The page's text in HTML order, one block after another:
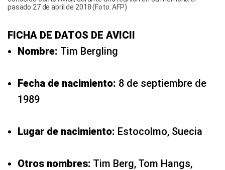
pasado 27 de abril de 2018 (Foto: AFP)
FICHA DE DATOS DE AVICII
Nombre: Tim Bergling
Fecha de nacimiento: 8 de septiembre de
1989
Lugar de nacimiento: Estocolmo, Suecia
Otros nombres: Tim Berg, Tom Hangs,